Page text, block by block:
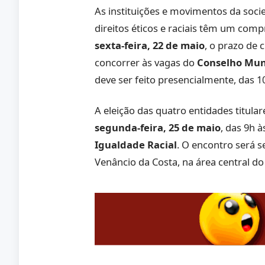
As instituições e movimentos da
direitos éticos e raciais têm um
sexta-feira, 22 de maio, o prazo de
concorrer às vagas do Conselho
deve ser feito presencialmente, das
A eleição das quatro entidades
segunda-feira, 25 de maio, das 9h
Igualdade Racial. O encontro será
Venâncio da Costa, na área central